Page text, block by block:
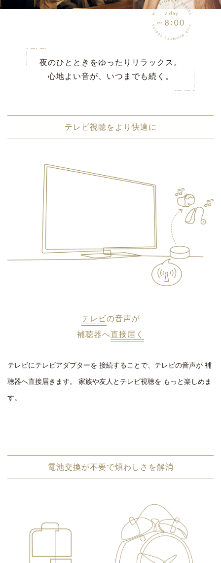
夜のひとときをゆったりリラックス。
心地よい音が、いつまでも続く。
テレビ視聴をより快適に
テレビの音声が
補聴器へ直接届く
テレビにテレビアダプターを 接続することで、テレビの音声が 補
聴器へ直接届きます。 家族や友人とテレビ視聴を もっと楽しめま
す。
電池交換が不要で煩わしさを解消